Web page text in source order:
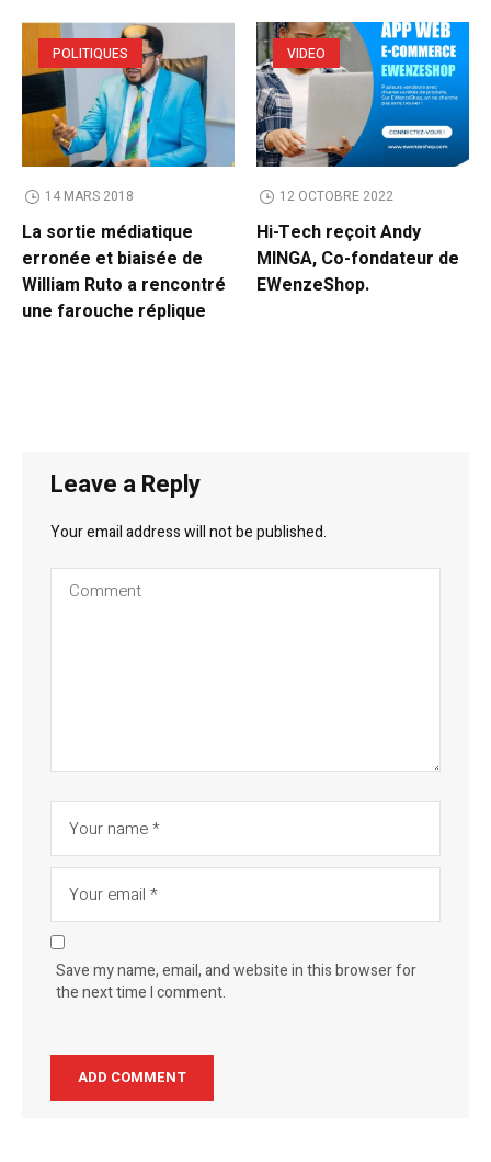
POLITIQUES
14 MARS 2018
La sortie médiatique
erronée et biaisée de
William Ruto a rencontré
une farouche réplique
VIDEO
12 OCTOBRE 2022
Hi-Tech reçoit Andy
MINGA, Co-fondateur de
EWenzeShop.
Leave a Reply
Your email address will not be published.
Save my name, email, and website in this browser for
the next time I comment.